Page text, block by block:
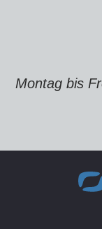
Montag bis